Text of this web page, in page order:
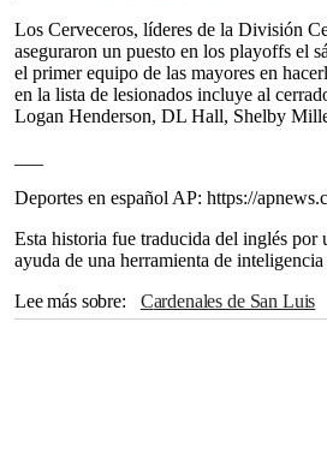
Los Cerveceros, líderes de la División
aseguraron un puesto en los playoffs el
el primer equipo de las mayores en
en la lista de lesionados incluye al
Logan Henderson, DL Hall, Shelby
Deportes en español AP: https://
Esta historia fue traducida del inglés por
ayuda de una herramienta de
Lee más sobre
Cardenales de San Luis